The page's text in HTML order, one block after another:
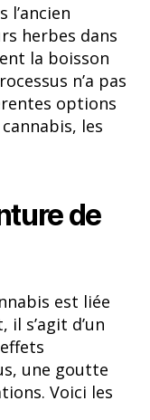
l’ancien
herbes dans
la boisson
n’a pas
options
les
de
est liée
s’agit d’un
une goutte
Voici les